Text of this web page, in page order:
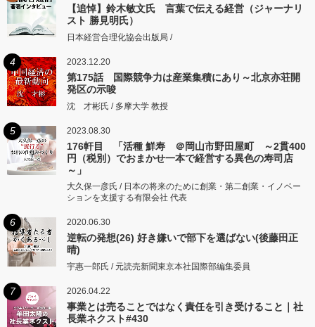
【追悼】鈴木敏文氏 言葉で伝える経営（ジャーナリ
スト 勝見明氏）
日本経営合理化協会出版局 /
4 2023.12.20
第175話 国際競争力は産業集積にあり～北京亦荘開
発区の示唆
沈 才彬氏 / 多摩大学 教授
5 2023.08.30
176軒目 「活種 鮮寿 ＠岡山市野田屋町 ～2貫400
円（税別）でおまかせ一本で経営する異色の寿司店
～」
大久保一彦氏 / 日本の将来のために創業・第二創業・イノベー
ションを支援する有限会社 代表
6 2020.06.30
逆転の発想(26) 好き嫌いで部下を選ばない(後藤田正
晴)
宇惠一郎氏 / 元読売新聞東京本社国際部編集委員
7 2026.04.22
事業とは売ることではなく責任を引き受けること｜社
長業ネクスト#430